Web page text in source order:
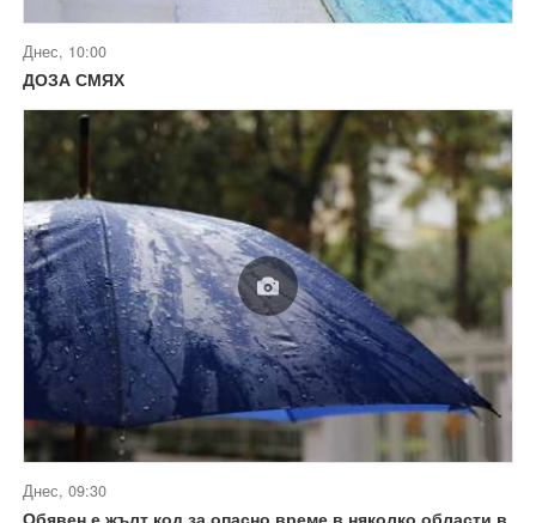
Днес, 10:00
ДОЗА СМЯХ
Днес, 09:30
Обявен е жълт код за опасно време в няколко области в